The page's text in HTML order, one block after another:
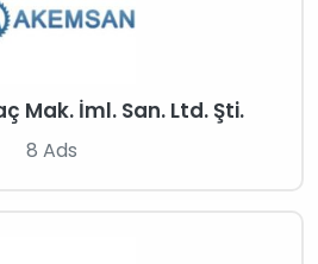
Mak. İml. San. Ltd. Şti.
8 Ads